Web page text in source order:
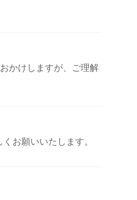
かけしますが、ご理解
お願いいたします。